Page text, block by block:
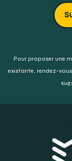
Pour proposer une
existante, rendez-